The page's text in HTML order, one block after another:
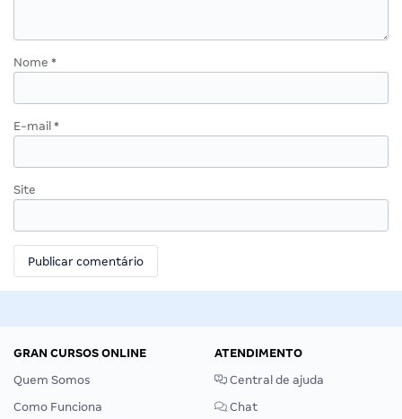
Nome *
E-mail *
Site
GRAN CURSOS ONLINE
Quem Somos
Como Funciona
ATENDIMENTO
Central de ajuda
Chat